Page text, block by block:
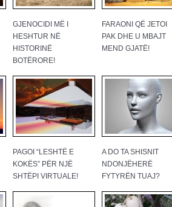
GJENOCIDI MË I
HESHTUR NË
HISTORINË
BOTËRORE!
FARAONI QË JETOI
PAK DHE U MBAJT
MEND GJATË!
PAGOI “LESHTË E
KOKËS” PËR NJË
SHTËPI VIRTUALE!
A DO TA SHISNIT
NDONJËHERË
FYTYRËN TUAJ?